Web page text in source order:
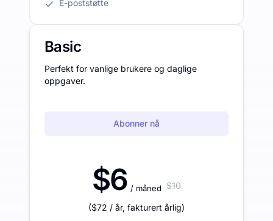
E-poststøtte
Basic
Perfekt for vanlige brukere og daglige
oppgaver.
Abonner nå
$6 / måned $10
($72 / år, fakturert årlig)